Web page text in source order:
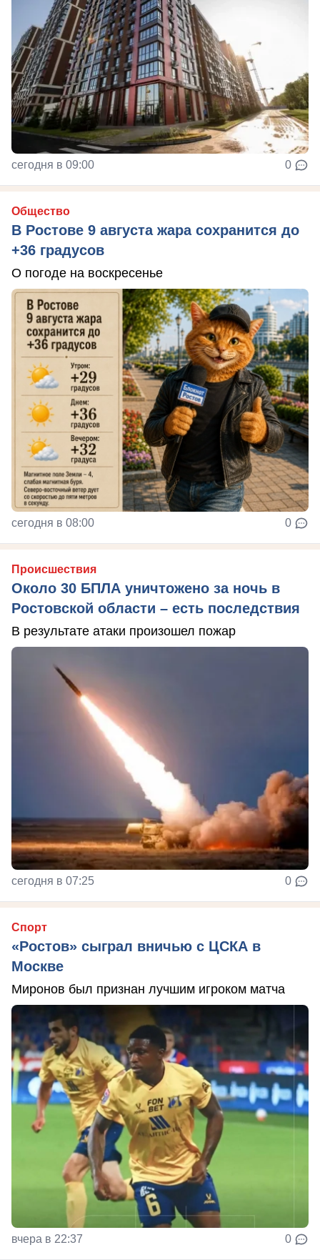
сегодня в 09:00 0
Общество
В Ростове 9 августа жара сохранится до
+36 градусов
О погоде на воскресенье
сегодня в 08:00 0
Происшествия
Около 30 БПЛА уничтожено за ночь в
Ростовской области – есть последствия
В результате атаки произошел пожар
сегодня в 07:25 0
Спорт
«Ростов» сыграл вничью с ЦСКА в
Москве
Миронов был признан лучшим игроком матча
вчера в 22:37 0